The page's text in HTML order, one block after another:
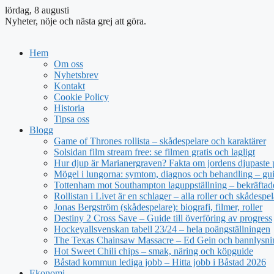
lördag, 8 augusti
Nyheter, nöje och nästa grej att göra.
Hem
Om oss
Nyhetsbrev
Kontakt
Cookie Policy
Historia
Tipsa oss
Blogg
Game of Thrones rollista – skådespelare och karaktärer
Solsidan film stream free: se filmen gratis och lagligt
Hur djup är Marianergraven? Fakta om jordens djupaste
Mögel i lungorna: symtom, diagnos och behandling –
Tottenham mot Southampton laguppställning –
Rollistan i Livet är en schlager – alla roller och
Jonas Bergström (skådespelare): biografi, filmer, roller
Destiny 2 Cross Save – Guide till överföring av progress
Hockeyallsvenskan tabell 23/24 – hela poängställningen
The Texas Chainsaw Massacre – Ed Gein och
Hot Sweet Chili chips – smak, näring och köpguide
Båstad kommun lediga jobb – Hitta jobb i Båstad 2026